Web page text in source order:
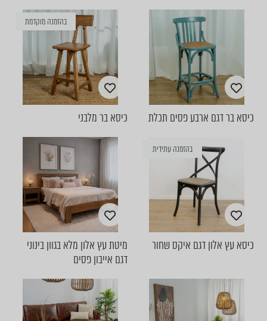
כיסא בר דגם ארבע פסים תכלת
בהזמנה מוקדמת
כיסא בר מלבני
בהזמנה עתידית
כיסא עץ אלון דגם איקס שחור
מיטת עץ אלון מלא בגוון בינוני
דגם אייבון פסים